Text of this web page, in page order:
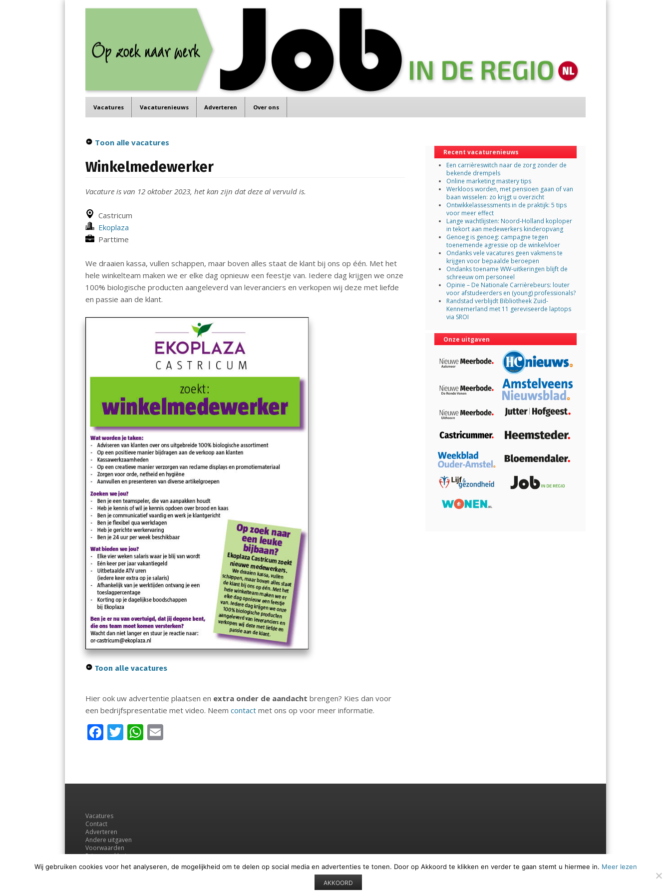
Menu
Vacatures Vacaturenieuws Adverteren Over ons
Toon alle vacatures
Winkelmedewerker
Vacature is van 12 oktober 2023, het kan zijn dat deze al vervuld is.
Castricum
Ekoplaza
Parttime
We draaien kassa, vullen schappen, maar boven alles staat de klant bij ons op één. Met het
hele winkelteam maken we er elke dag opnieuw een feestje van. Iedere dag krijgen we onze
100% biologische producten aangeleverd van leveranciers en verkopen wij deze met liefde
en passie aan de klant.
Toon alle vacatures
Hier ook uw advertentie plaatsen en extra onder de aandacht brengen? Kies dan voor
een bedrijfspresentatie met video. Neemcontact met ons op voor meer informatie.
F
b
o
k
T
er
W
s l
Recent vacaturenieuws
Een carrièreswitch naar de zorg zonder de
bekende drempels
Online marketing mastery tips
Werkloos worden, met pensioen gaan of van
baan wisselen: zo krijgt u overzicht
Ontwikkelassessments in de praktijk: 5 tips
voor meer effect
Lange wachtlijsten: Noord-Holland koploper
in tekort aan medewerkers kinderopvang
Genoeg is genoeg: campagne tegen
toenemende agressie op de winkelvloer
Ondanks vele vacatures geen vakmens te
krijgen voor bepaalde beroepen
Ondanks toename WW-uitkeringen blijft de
schreeuw om personeel
Opinie – De Nationale Carrièrebeurs: louter
voor afstudeerders en (young) professionals?
Randstad verblijdt Bibliotheek Zuid-
Kennemerland met 11 gereviseerde laptops
via SROI
Onze uitgaven
Vacatures
Contact
Adverteren
Andere uitgaven
Voorwaarden
Privacyverklaring
Wij gebruiken cookies voor het analyseren, de mogelijkheid om te delen op social media en advertenties te tonen. Door op Akkoord te klikken en verder te gaan stemt u hiermee in. Meer lezen
AKKOORD